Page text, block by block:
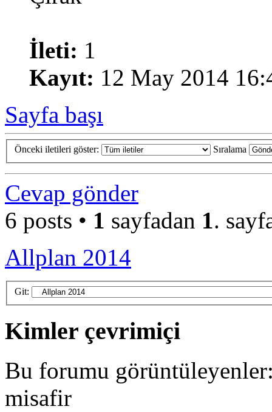
İleti: 1
Kayıt: 12 May 2014
Sayfa başı
Önceki iletileri göster: Sıralama
Cevap gönder
6 posts • 1 sayfadan 1.
Allplan 2014
Git:
Kimler çevrimiçi
Bu forumu
misafir